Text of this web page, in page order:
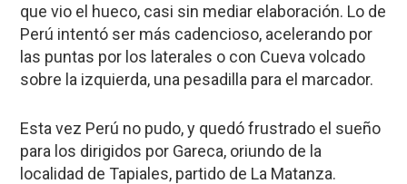
que vio el hueco, casi sin mediar elaboración. Lo de
Perú intentó ser más cadencioso, acelerando por
las puntas por los laterales o con Cueva volcado
sobre la izquierda, una pesadilla para el marcador.
Esta vez Perú no pudo, y quedó frustrado el sueño
para los dirigidos por Gareca, oriundo de la
localidad de Tapiales, partido de La Matanza.